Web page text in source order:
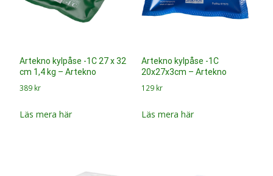
Artekno kylpåse -1C 27 x 32
cm 1,4 kg – Artekno
389 kr
Läs mera här
Artekno kylpåse -1C
20x27x3cm – Artekno
129 kr
Läs mera här